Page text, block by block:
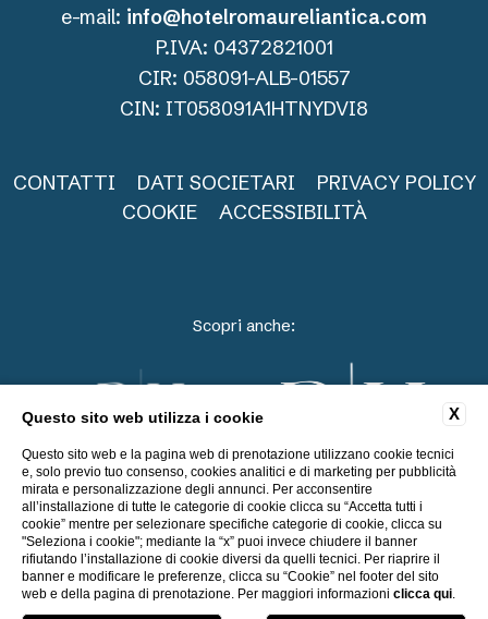
e-mail: info@hotelromaureliantica.com
P.IVA: 04372821001
CIR: 058091-ALB-01557
CIN: IT058091A1HTNYDVI8
CONTATTI DATI SOCIETARI
PRIVACY POLICY
COOKIE
ACCESSIBILITÀ
Scopri anche:
WEBSITE BY BLASTNESS
X
Questo sito web utilizza i cookie
Questo sito web e la pagina web di prenotazione utilizzano cookie tecnici
e, solo previo tuo consenso, cookies analitici e di marketing per pubblicità
mirata e personalizzazione degli annunci. Per acconsentire
all’installazione di tutte le categorie di cookie clicca su “Accetta tutti i
cookie” mentre per selezionare specifiche categorie di cookie, clicca su
"Seleziona i cookie"; mediante la “x” puoi invece chiudere il banner
rifiutando l’installazione di cookie diversi da quelli tecnici. Per riaprire il
banner e modificare le preferenze, clicca su “Cookie” nel footer del sito
web e della pagina di prenotazione. Per maggiori informazioni clicca qui.